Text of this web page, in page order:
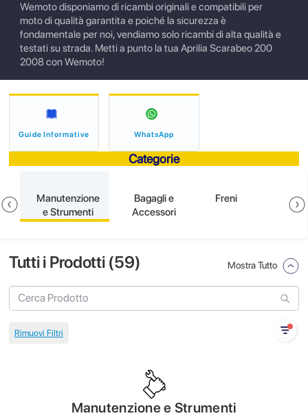
Wemoto disponiamo di ricambi originali e compatibili per
moto di qualità garantita e poiché la sicurezza è
fondamentale per noi, vendiamo solo ricambi di alta qualità e
testati su strada. Metti a punto la tua Aprilia Scarabeo 200
2008 con Wemoto!
Guide Informative WhatsApp
Categorie
Manutenzione
e Strumenti
Bagagli e
Accessori
Freni
Tutti i Prodotti (59) Mostra Tutto
Manutenzione e Strumenti